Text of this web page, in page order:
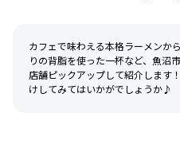
カフェで味わえる本格ラーメンか
りの背脂を使った一杯など、魚沼
店舗ピックアップして紹介します
けしてみてはいかがでしょうか♪